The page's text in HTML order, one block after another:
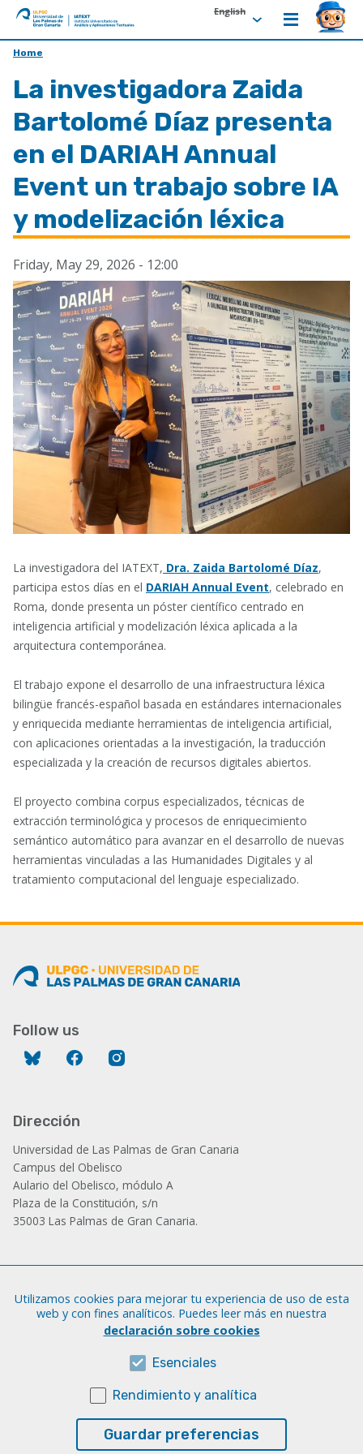
ULPGC
Ir
inicio
de
IATEXT
English
Home
La investigadora Zaida
Bartolomé Díaz presenta
en el DARIAH Annual
Event un trabajo sobre IA
y modelización léxica
Friday, May 29, 2026 - 12:00
La investigadora del IATEXT, Dra. Zaida Bartolomé Díaz,
participa estos días en el DARIAH Annual Event, celebrado en
Roma, donde presenta un póster científico centrado en
inteligencia artificial y modelización léxica aplicada a la
arquitectura contemporánea.
El trabajo expone el desarrollo de una infraestructura léxica
bilingüe francés-español basada en estándares internacionales
y enriquecida mediante herramientas de inteligencia artificial,
con aplicaciones orientadas a la investigación, la traducción
especializada y la creación de recursos digitales abiertos.
El proyecto combina corpus especializados, técnicas de
extracción terminológica y procesos de enriquecimiento
semántico automático para avanzar en el desarrollo de nuevas
herramientas vinculadas a las Humanidades Digitales y al
tratamiento computacional del lenguaje especializado.
Follow us
Bluesky Facebook
Dirección
Universidad de Las Palmas de Gran Canaria
Campus del Obelisco
Aulario del Obelisco, módulo A
Plaza de la Constitución, s/n
35003 Las Palmas de Gran Canaria.
Tfno.: +34 928 452 771 / 452 787
Fax: +34 928 451 701
Sobre esta web
Utilizamos cookies para mejorar tu experiencia de uso de esta
web y con fines analíticos. Puedes leer más en nuestra
declaración sobre cookies
Esenciales
Rendimiento y analítica
Guardar preferencias